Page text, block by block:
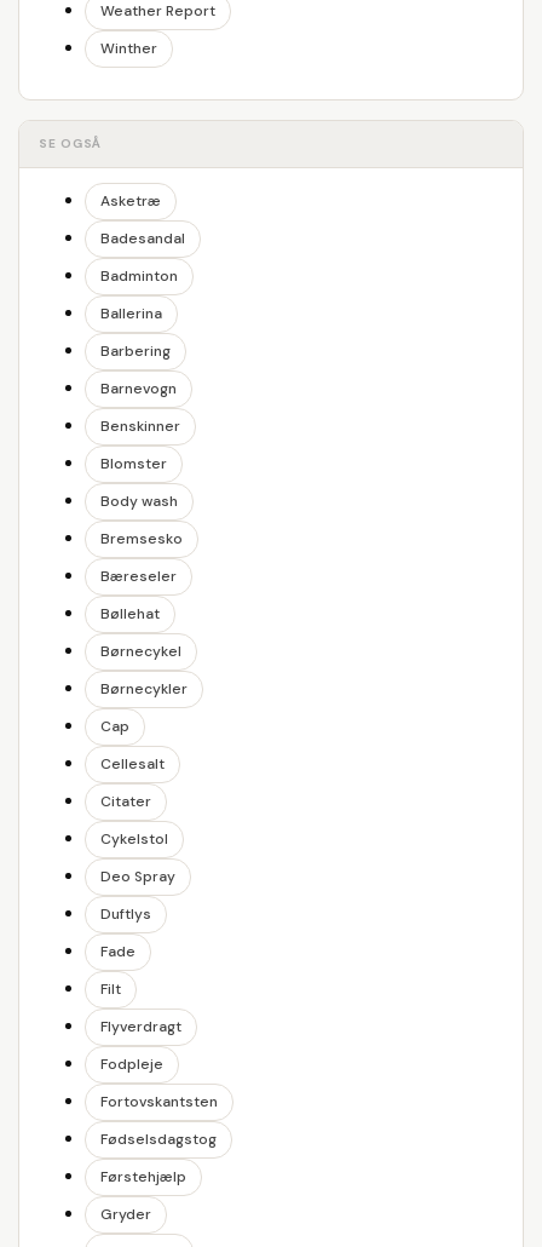
Weather Report
Winther
SE OGSÅ
Asketræ
Badesandal
Badminton
Ballerina
Barbering
Barnevogn
Benskinner
Blomster
Body wash
Bremsesko
Bæreseler
Bøllehat
Børnecykel
Børnecykler
Cap
Cellesalt
Citater
Cykelstol
Deo Spray
Duftlys
Fade
Filt
Flyverdragt
Fodpleje
Fortovskantsten
Fødselsdagstog
Førstehjælp
Gryder